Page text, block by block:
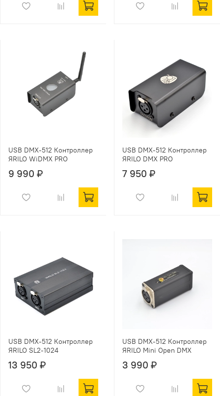
USB DMX-512 Контроллер
ЯRILO WiDMX PRO
9 990 ₽
USB DMX-512 Контроллер
ЯRILO DMX PRO
7 950 ₽
USB DMX-512 Контроллер
ЯRILO SL2-1024
13 950 ₽
USB DMX-512 Контроллер
ЯRILO Mini Open DMX
3 990 ₽